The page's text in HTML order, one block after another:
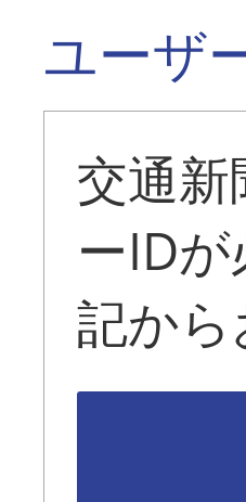
ユーザ
交通
ーID
記か